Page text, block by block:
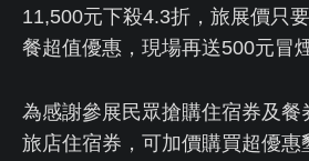
11,500元下殺4.3折，旅展價只
餐超值優惠，現場再送500元冒
為感謝參展民眾搶購住宿券及餐
旅店住宿券，可加價購買超優惠